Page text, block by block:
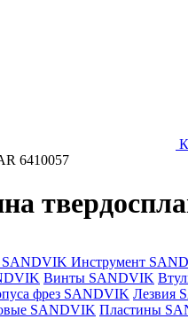
6410057
Инструмент
Винты SANDVIK
фрез SANDVIK Лезвия
SANDVIK Пластины